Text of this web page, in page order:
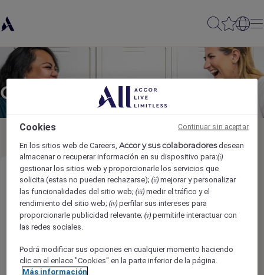
Compartir con amigos
Revenue and Distribution Optimization
Manager
Nombre del remitente
Cookies
En los sitios web de Careers,Accor y sus colaboradoresdesean
almacenar o recuperar información en su dispositivo para:(i)
gestionar los sitios web y proporcionarle los servicios que
solicita (estas no pueden rechazarse);(ii) mejorar y personalizar
las funcionalidades del sitio web;(iii) medir el tráfico y el
rendimiento del sitio web;(iv) perfilar sus intereses para
proporcionarle publicidad relevante;(v) permitirle interactuar con
las redes sociales.
Podrá modificar sus opciones en cualquier momento haciendo
clic en el enlace "Cookies" en la parte inferior de la página.
Más información
Continuar sin aceptar